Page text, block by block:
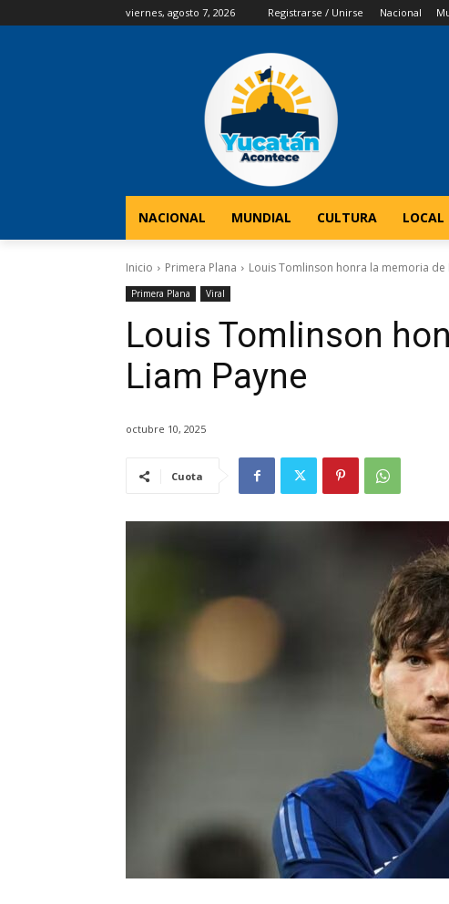
viernes, agosto 7, 2026 Registrarse / Unirse Nacional
NACIONAL MUNDIAL CULTURA LOCAL
Inicio Primera Plana Louis Tomlinson honra la memoria de
Primera Plana Viral
Louis Tomlinson
Liam Payne
octubre 10, 2025
Cuota